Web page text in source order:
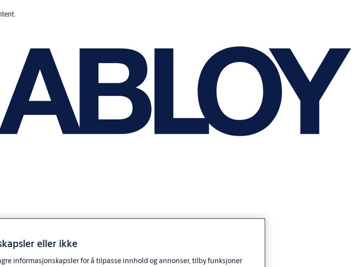
eller ikke
informasjonskapsler for å tilpasse innhold og annonser, tilby funksjoner